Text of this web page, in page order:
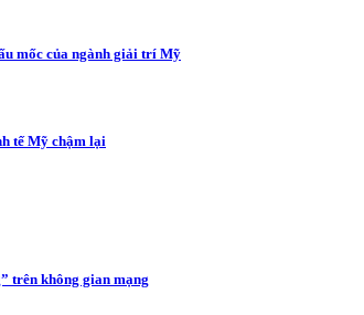
mốc của ngành giải trí Mỹ
tế Mỹ chậm lại
trên không gian mạng